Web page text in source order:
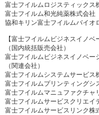
富士フイルムロジスティックス
富士フイルム和光純薬株式会社
協和キリン富士フイルムバイオ
【富士フイルムビジネスイノベ
（国内統括販売会社）
富士フイルムビジネスイノベー
（関連会社）
富士フイルムシステムサービス
富士フイルムプリンティングシ
富士フイルムマニュファクチャ
富士フイルムサービスクリエイ
富士フイルムサービスリンク株